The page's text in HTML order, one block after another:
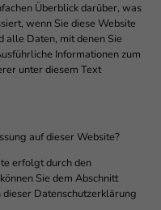
Überblick darüber, was
wenn Sie diese Website
alle Daten, mit denen Sie
Informationen zum
unter diesem Text
auf dieser Website?
erfolgt durch den
Sie dem Abschnitt
Datenschutzerklärung